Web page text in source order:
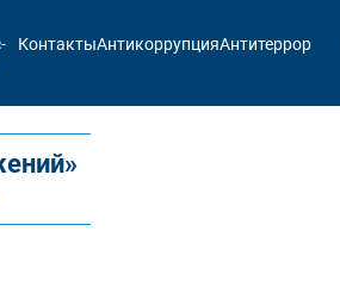
КонтактыАнтикоррупцияАнтитеррор